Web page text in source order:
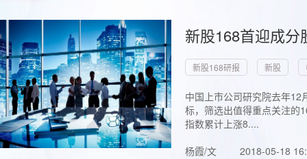
新股168首迎成
新股168研报 新股
中国上市公司研究院去年
标，筛选出值得重点关注的
指数累计上涨8....
杨霞/文
2018-05-18